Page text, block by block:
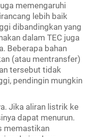
memengaruhi
lebih baik
dibandingkan yang
dalam TEC juga
Beberapa bahan
(atau mentransfer)
tersebut tidak
pendingin mungkin
Jika aliran listrik ke
dapat menurun.
memastikan